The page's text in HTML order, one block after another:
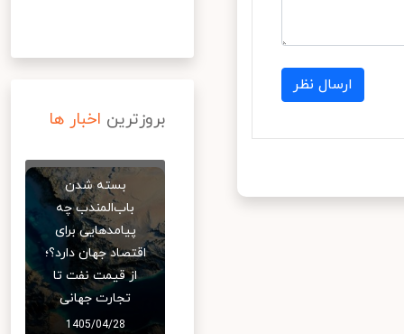
ارسال نظر
بروزترین اخبار ها
بسته شدن
باب‌المندب چه
پیامدهایی برای
اقتصاد جهان دارد؟؛
از قیمت نفت تا
تجارت جهانی
1405/04/28